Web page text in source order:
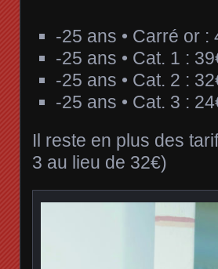
-25 ans • Carré or :
-25 ans • Cat. 1 :
-25 ans • Cat. 2 :
-25 ans • Cat. 3 :
Il reste en plus des
3 au lieu de 32€)